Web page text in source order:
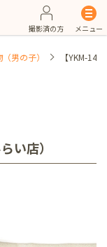
撮影済の方 メニュー
男の子） 【YKM-
い店）